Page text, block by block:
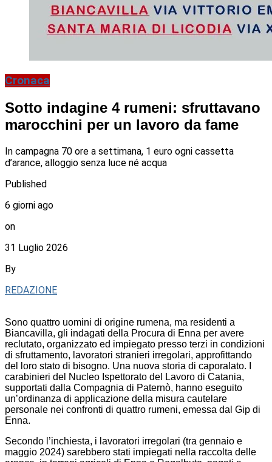
Cronaca
Sotto indagine 4 rumeni: sfruttavano
marocchini per un lavoro da fame
In campagna 70 ore a settimana, 1 euro ogni cassetta
d’arance, alloggio senza luce né acqua
Published
6 giorni ago
on
31 Luglio 2026
By
REDAZIONE
Sono quattro uomini di origine rumena, ma residenti a
Biancavilla, gli indagati della Procura di Enna per avere
reclutato, organizzato ed impiegato presso terzi in condizioni
di sfruttamento, lavoratori stranieri irregolari, approfittando
del loro stato di bisogno. Una nuova storia di caporalato. I
carabinieri del Nucleo Ispettorato del Lavoro di Catania,
supportati dalla Compagnia di Paternò, hanno eseguito
un’ordinanza di applicazione della misura cautelare
personale nei confronti di quattro rumeni, emessa dal Gip di
Enna.
Secondo l’inchiesta, i lavoratori irregolari (tra gennaio e
maggio 2024) sarebbero stati impiegati nella raccolta delle